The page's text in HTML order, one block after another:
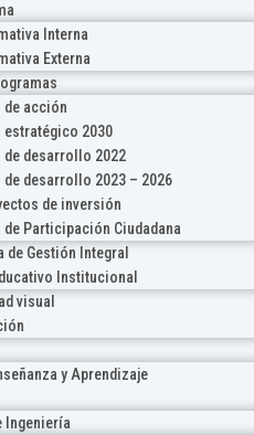
Interna
Externa
de acción
estratégico 2030
de desarrollo 2022
de desarrollo 2023 – 2026
de inversión
de Participación Ciudadana
de Gestión Integral
Institucional
visual
y Aprendizaje
Ingeniería